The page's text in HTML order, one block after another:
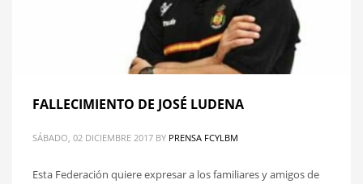
FALLECIMIENTO DE JOSÉ LUDENA
SÁBADO, 02 DICIEMBRE 2017 BY PRENSA FCYLBM
Esta Federación quiere expresar a los familiares y amigos de